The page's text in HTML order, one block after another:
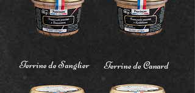
Terrine de Sanglier Terrine de Canard